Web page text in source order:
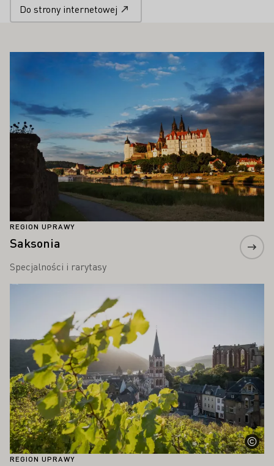
Do strony internetowej
ZAINTERESOWAĆ
REGION UPRAWY
Saksonia
Specjalności i rarytasy
Proszę dowiedzieć się więcej
REGION UPRAWY